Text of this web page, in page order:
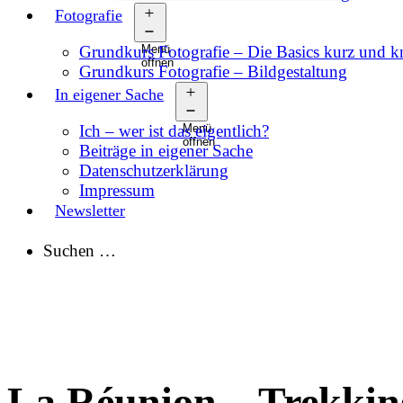
Fotografie
Menü
öffnen
Grundkurs Fotografie – Die Basics kurz und
Grundkurs Fotografie – Bildgestaltung
In eigener Sache
Menü
öffnen
Ich – wer ist das eigentlich?
Beiträge in eigener Sache
Datenschutzerklärung
Impressum
Newsletter
Suchen …